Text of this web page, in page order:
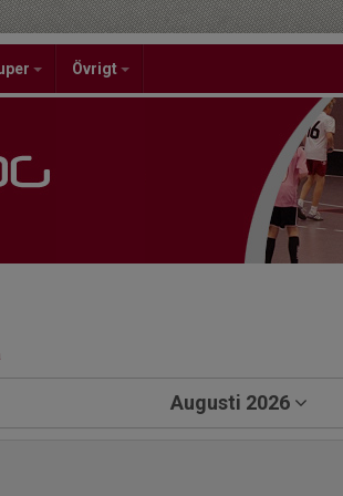
Övrigt
Augusti 2026